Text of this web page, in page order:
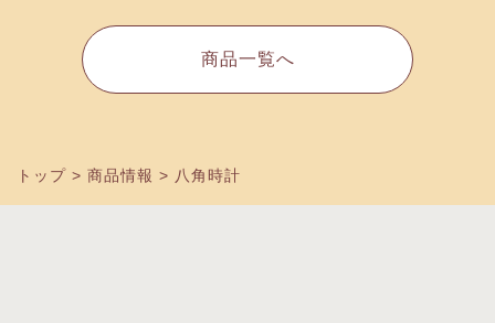
商品一覧へ
トップ > 商品情報 > 八角時計